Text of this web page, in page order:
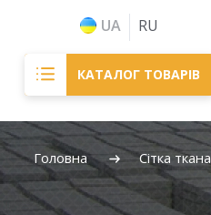
UA RU
КАТАЛОГ ТОВАРІВ
Головна Сітка ткана